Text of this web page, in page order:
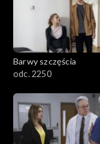
Barwy szczęścia
odc. 2250